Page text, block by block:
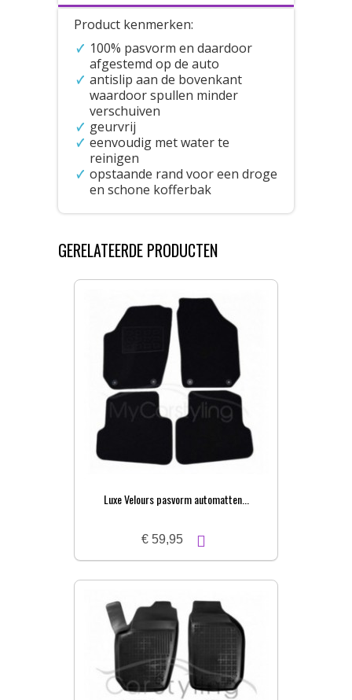
Product kenmerken:
100% pasvorm en daardoor
afgestemd op de auto
antislip aan de bovenkant
waardoor spullen minder
verschuiven
geurvrij
eenvoudig met water te
reinigen
opstaande rand voor een droge
en schone kofferbak
GERELATEERDE PRODUCTEN
Luxe Velours pasvorm automatten...
€ 59,95